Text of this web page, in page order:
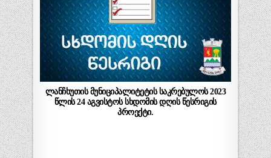
ლანჩხუთის მუნიციპალიტეტის საკრებულოს 2023
წლის 24 აგვისტოს სხდომის დღის წესრიგის
პროექტი.